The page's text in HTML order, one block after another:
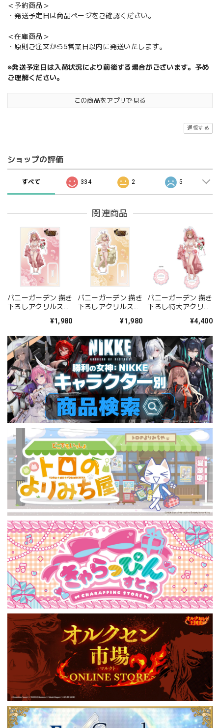
＜予約商品＞
・発送予定日は商品ページをご確認ください。
＜在庫商品＞
・原則ご注文から5営業日以内に発送いたします。
※発送予定日は入荷状況により前後する場合がございます。予め
ご理解ください。
この商品をアプリで見る
通報する
ショップの評価
すべて 334 2 5
関連商品
バニーガーデン 描き
下ろしアクリルスタ
エディング水着)¥1,980
バニーガーデン 描き
下ろしアクリルスタ
ディング水着)¥1,980
バニーガーデン 描き
下ろし特大アクリル
ーウエディング水
¥4,400